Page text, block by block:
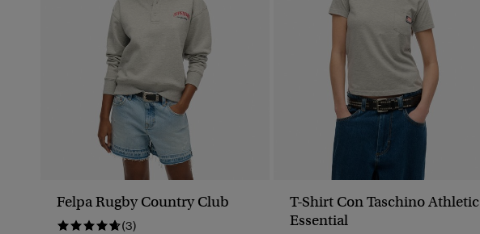
Felpa Rugby Country Club
(3)
T-Shirt Con Taschino Athletic
Essential